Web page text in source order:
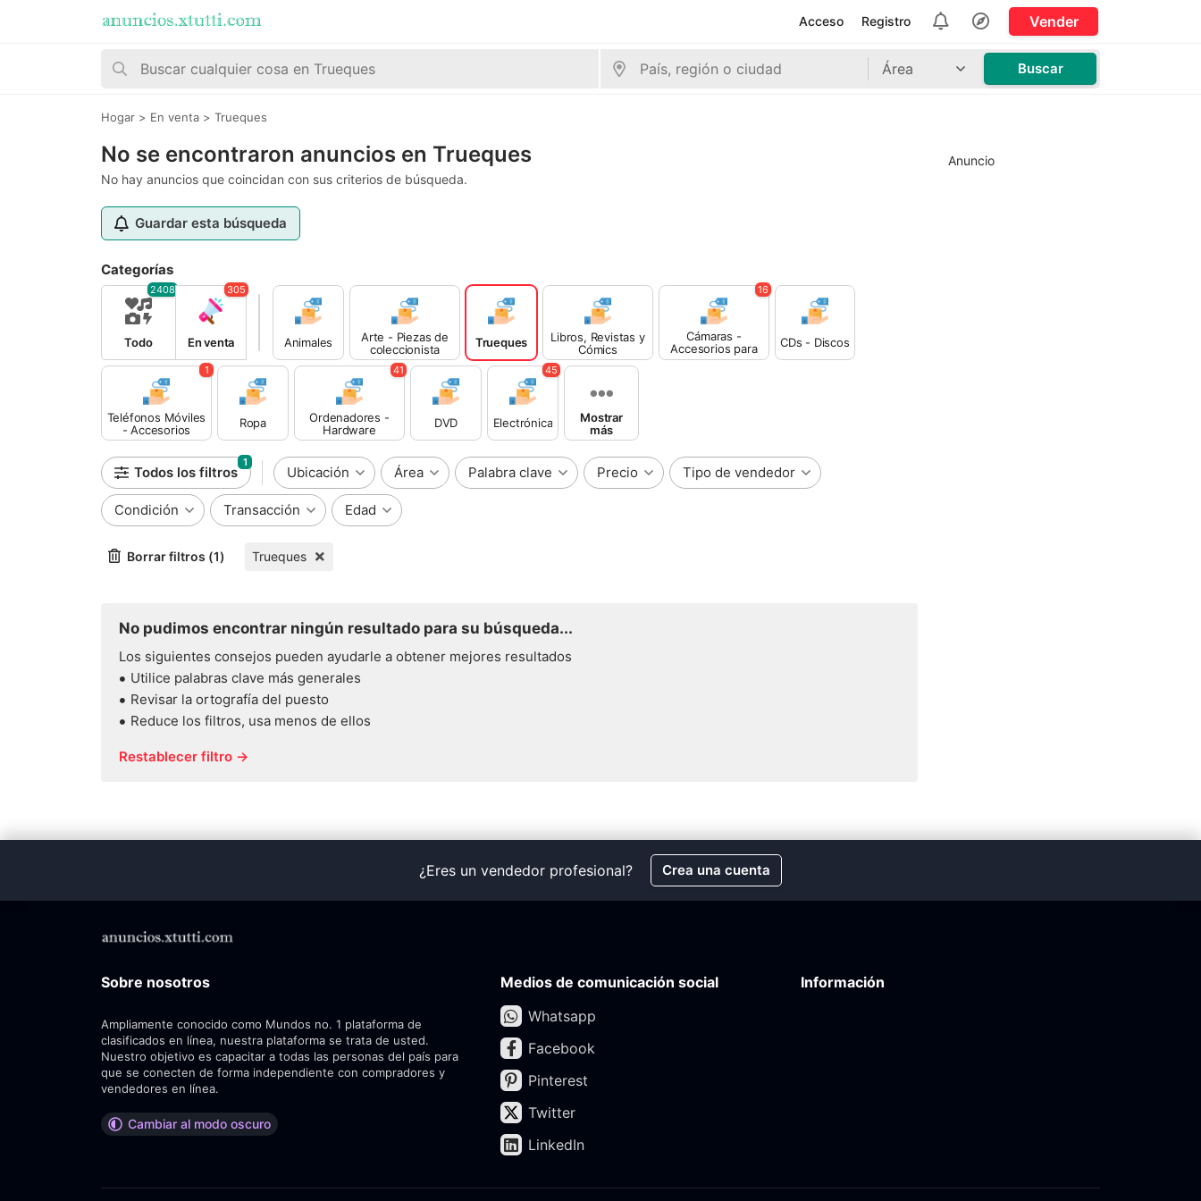
Vender
Registro
Acceso
Área Buscar
Hogar > En venta > Trueques
No se encontraron anuncios en Trueques
No hay anuncios que coincidan con sus criterios de búsqueda.
Guardar esta búsqueda
Categorías
Todo
2408
En venta
305
Animales
Arte - Piezas de
coleccionista
Trueques
Libros, Revistas y
Cómics
Cámaras -
Accesorios para
Cámaras
16
CDs - Discos
Teléfonos Móviles
- Accesorios
1
Ropa
Ordenadores -
Hardware
41
DVD Electrónica
45
Mostrar
más
Todos los filtros
1
Ubicación Área Palabra clave Precio Tipo de vendedor
Condición Transacción Edad
Borrar filtros (1) Trueques
No pudimos encontrar ningún resultado para su búsqueda...
Los siguientes consejos pueden ayudarle a obtener mejores resultados
Utilice palabras clave más generales
Revisar la ortografía del puesto
Reduce los filtros, usa menos de ellos
Restablecer filtro →
Anuncio
¿Eres un vendedor profesional? Crea una cuenta
Sobre nosotros
Ampliamente conocido como Mundos no. 1 plataforma de
clasificados en línea, nuestra plataforma se trata de usted.
Nuestro objetivo es capacitar a todas las personas del país para
que se conecten de forma independiente con compradores y
vendedores en línea.
Cambiar al modo oscuro
Medios de comunicación social
Whatsapp
Facebook
Pinterest
Twitter
LinkedIn
Información